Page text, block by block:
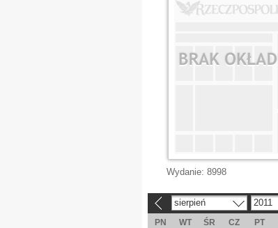
Wydanie: 8998
sierpień 2011
PN WT ŚR CZ PT